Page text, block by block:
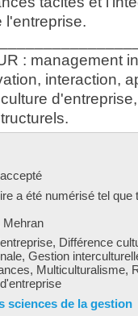
l'entreprise.
: management
interaction,
a été numérisé tel que
Mehran
Différence
Gestion
Multiculturalisme,
sciences de la gestion